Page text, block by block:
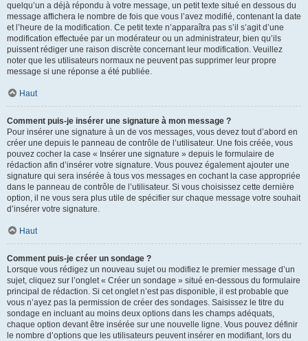
quelqu’un a déjà répondu à votre message, un petit texte situé en dessous du
message affichera le nombre de fois que vous l’avez modifié, contenant la date
et l’heure de la modification. Ce petit texte n’apparaîtra pas s’il s’agit d’une
modification effectuée par un modérateur ou un administrateur, bien qu’ils
puissent rédiger une raison discrète concernant leur modification. Veuillez
noter que les utilisateurs normaux ne peuvent pas supprimer leur propre
message si une réponse a été publiée.
Haut
Comment puis-je insérer une signature à mon message ?
Pour insérer une signature à un de vos messages, vous devez tout d’abord en
créer une depuis le panneau de contrôle de l’utilisateur. Une fois créée, vous
pouvez cocher la case « Insérer une signature » depuis le formulaire de
rédaction afin d’insérer votre signature. Vous pouvez également ajouter une
signature qui sera insérée à tous vos messages en cochant la case appropriée
dans le panneau de contrôle de l’utilisateur. Si vous choisissez cette dernière
option, il ne vous sera plus utile de spécifier sur chaque message votre souhait
d’insérer votre signature.
Haut
Comment puis-je créer un sondage ?
Lorsque vous rédigez un nouveau sujet ou modifiez le premier message d’un
sujet, cliquez sur l’onglet « Créer un sondage » situé en-dessous du formulaire
principal de rédaction. Si cet onglet n’est pas disponible, il est probable que
vous n’ayez pas la permission de créer des sondages. Saisissez le titre du
sondage en incluant au moins deux options dans les champs adéquats,
chaque option devant être insérée sur une nouvelle ligne. Vous pouvez définir
le nombre d’options que les utilisateurs peuvent insérer en modifiant, lors du